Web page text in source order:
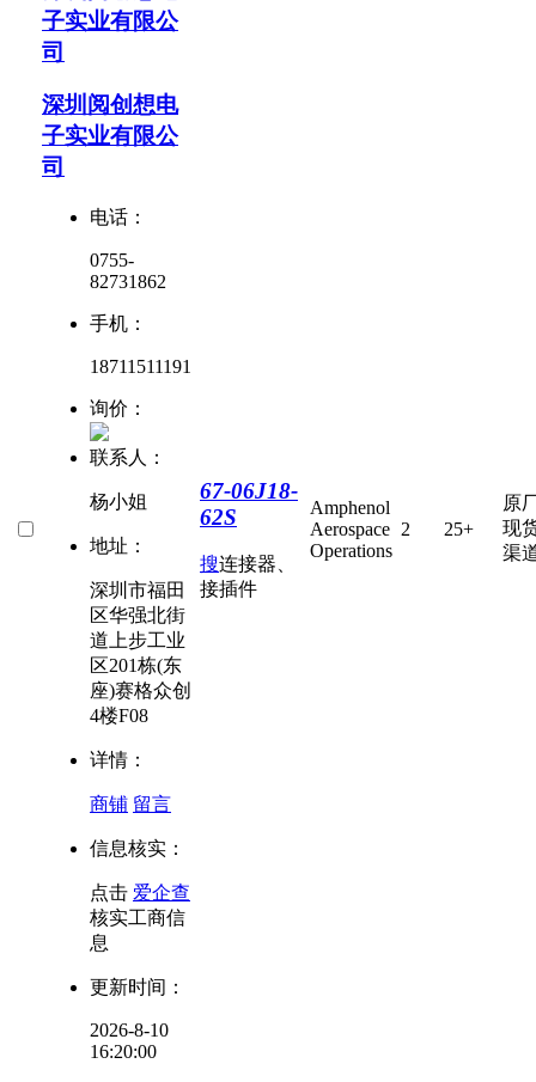
子实业有限公
司
深圳阅创想电
子实业有限公
司
电话：
0755-
82731862
手机：
18711511191
询价：
联系人：
杨小姐
地址：
深圳市福田
区华强北街
道上步工业
区201栋(东
座)赛格众创
4楼F08
详情：
商铺 留言
信息核实：
点击 爱企查
核实工商信
息
更新时间：
2026-8-10
16:20:00
67-06J18-
62S
搜连接器、
接插件
Amphenol
Aerospace
Operations
2 25+
原
现
渠